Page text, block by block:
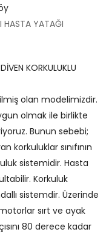
HASTA YATAĞI
KORKULUKLU
olan modelimizdir.
olmak ile birlikte
Bunun sebebi;
sınıfının
sistemidir. Hasta
Korkuluk
sistemdir. Üzerinde
sırt ve ayak
80 derece kadar